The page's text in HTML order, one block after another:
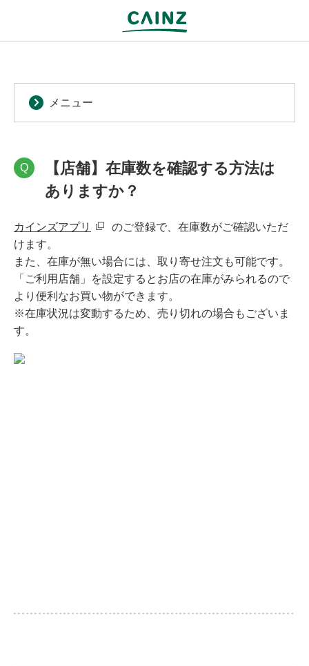
メニュー
Q
【店舗】在庫数を確認する方法は
ありますか？
カインズアプリ
のご登録で、在庫数がご確認いただ
けます。
また、在庫が無い場合には、取り寄せ注文も可能です。
「ご利用店舗」を設定するとお店の在庫がみられるので
より便利なお買い物ができます。
※在庫状況は変動するため、売り切れの場合もございま
す。